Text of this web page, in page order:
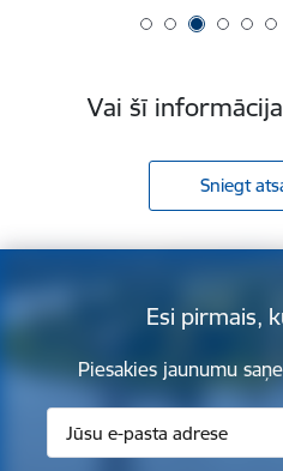
Vai šī
Sniegt
Esi pirmais,
Piesakies jaunumu